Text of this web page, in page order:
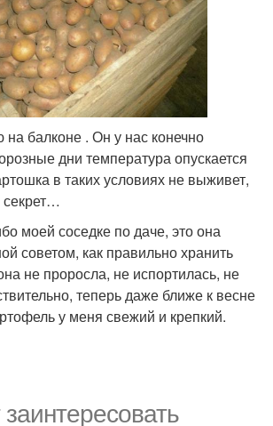
балконе . Он у нас конечно
дни температура опускается
в таких условиях не выживет,
моей соседке по даче, это она
советом, как правильно хранить
не проросла, не испортилась, не
теперь даже ближе к весне
у меня свежий и крепкий.